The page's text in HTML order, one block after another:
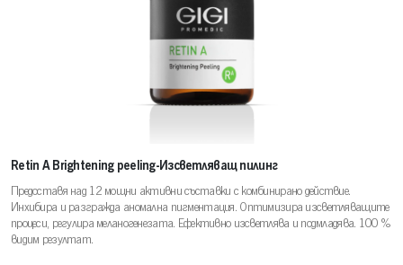
Retin A Brightening peeling-Изсветляващ пилинг
Предоставя над 12 мощни активни съставки с комбинирано действие.
Инхибира и разгражда аномална пигментация. Оптимизира изсветляващите
процеси, регулира меланогенезата. Ефективно изсветлява и подмладява. 100 %
видим резултат.